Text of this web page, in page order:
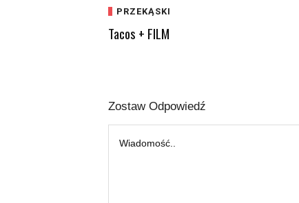
PRZEKĄSKI
Tacos + FILM
Zostaw Odpowiedź